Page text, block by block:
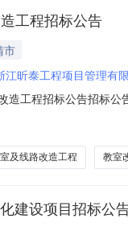
工程招标公告
市
江昕泰工程项目管理有
造工程招标公告招标
围：具体以业主提供
投标人须
及线路改造工程 教室
建设项目招标公